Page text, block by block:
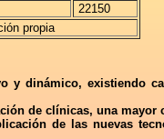
22150
propia
y dinámico, existiendo
de clínicas, una mayor
de las nuevas